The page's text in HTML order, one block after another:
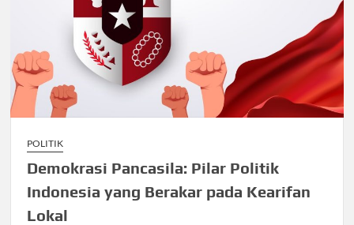
POLITIK
Demokrasi Pancasila: Pilar Politik
Indonesia yang Berakar pada Kearifan
Lokal